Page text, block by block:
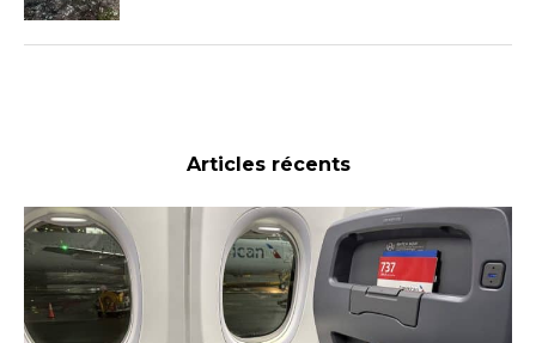
Articles récents